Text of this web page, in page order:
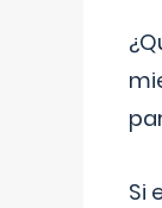
Si